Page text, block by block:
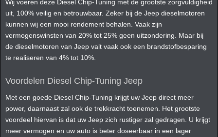
Wij voeren deze Diesel Chip-Tuning met de grootste zorgvuldigheid
uit, 100% veilig en betrouwbaar. Zeker bij de Jeep dieselmotoren
kunnen wij een mooi rendement behalen. Vaak zijn
vermogenswinsten van 20% tot 25% geen uitzondering. Maar bij
de dieselmotoren van Jeep valt vaak ook een brandstofbesparing
te realiseren van 4% tot 10%.
Voordelen Diesel Chip-Tuning Jeep
Met een goede Diesel Chip-Tuning krijgt uw Jeep direct meer
power, daarnaast zal ook de trekkracht toenemen. Het grootste
voordeel hiervan is dat uw Jeep zich rustiger zal gedragen. U krijgt
meer vermogen en uw auto is beter doseerbaar in een lager